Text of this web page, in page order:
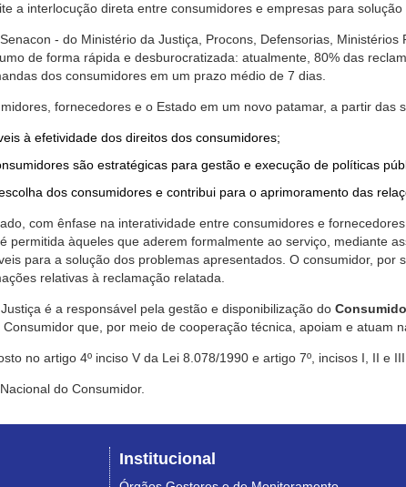
a interlocução direta entre consumidores e empresas para
- do Ministério da Justiça, Procons, Defensorias,
de forma rápida e desburocratizada: atualmente, 80% das
dos consumidores em um prazo médio de 7 dias.
fornecedores e o Estado em um novo patamar, a partir das
à efetividade dos direitos dos consumidores;
são estratégicas para gestão e execução de políticas
dos consumidores e contribui para o aprimoramento das
com ênfase na interatividade entre consumidores e
permitida àqueles que aderem formalmente ao serviço, mediante
para a solução dos problemas apresentados. O consumidor, por
relativas à reclamação relatada.
é a responsável pela gestão e disponibilização do
que, por meio de cooperação técnica, apoiam e atuam
no artigo 4º inciso V da Lei 8.078/1990 e artigo 7º, incisos I, II e
do Consumidor.
Institucional